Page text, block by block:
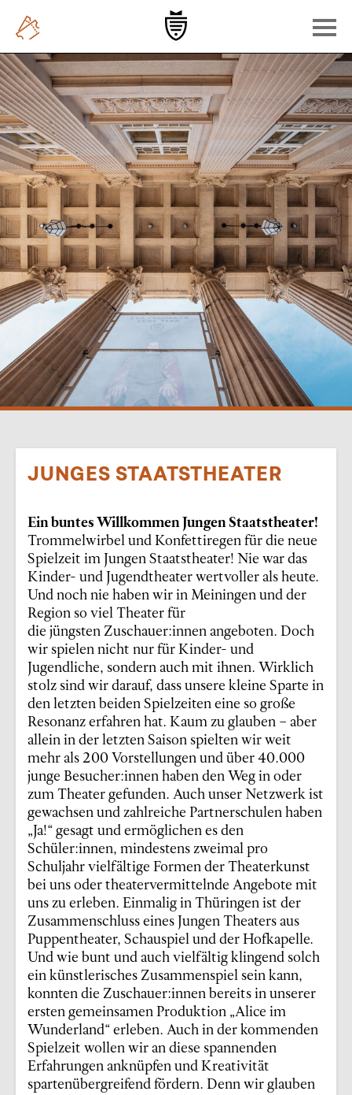
JUNGES STAATSTHEATER
Ein buntes Willkommen Jungen Staatstheater!
Trommelwirbel und Konfettiregen für die neue
Spielzeit im Jungen Staatstheater! Nie war das
Kinder- und Jugendtheater wertvoller als heute.
Und noch nie haben wir in Meiningen und der
Region so viel Theater für
die jüngsten Zuschauer:innen angeboten. Doch
wir spielen nicht nur für Kinder- und
Jugendliche, sondern auch mit ihnen. Wirklich
stolz sind wir darauf, dass unsere kleine Sparte in
den letzten beiden Spielzeiten eine so große
Resonanz erfahren hat. Kaum zu glauben – aber
allein in der letzten Saison spielten wir weit
mehr als 200 Vorstellungen und über 40.000
junge Besucher:innen haben den Weg in oder
zum Theater gefunden. Auch unser Netzwerk ist
gewachsen und zahlreiche Partnerschulen haben
„Ja!“ gesagt und ermöglichen es den
Schüler:innen, mindestens zweimal pro
Schuljahr vielfältige Formen der Theaterkunst
bei uns oder theatervermittelnde Angebote mit
uns zu erleben. Einmalig in Thüringen ist der
Zusammenschluss eines Jungen Theaters aus
Puppentheater, Schauspiel und der Hofkapelle.
Und wie bunt und auch vielfältig klingend solch
ein künstlerisches Zusammenspiel sein kann,
konnten die Zuschauer:innen bereits in unserer
ersten gemeinsamen Produktion „Alice im
Wunderland“ erleben. Auch in der kommenden
Spielzeit wollen wir an diese spannenden
Erfahrungen anknüpfen und Kreativität
spartenübergreifend fördern. Denn wir glauben